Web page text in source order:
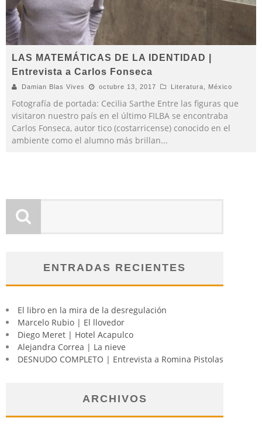
LAS MATEMÁTICAS DE LA IDENTIDAD |
Entrevista a Carlos Fonseca
Damian Blas Vives octubre 13, 2017 Literatura México
Fotografía de portada: Cecilia Sarthe Entre las figuras que
visitaron nuestro país en el último FILBA se encontraba
Carlos Fonseca, autor tico (costarricense) conocido en el
ambiente como el alumno más brillan...
ENTRADAS RECIENTES
El libro en la mira de la desregulación
Marcelo Rubio | El llovedor
Diego Meret | Hotel Acapulco
Alejandra Correa | La nieve
DESNUDO COMPLETO | Entrevista a Romina Pistolas
ARCHIVOS